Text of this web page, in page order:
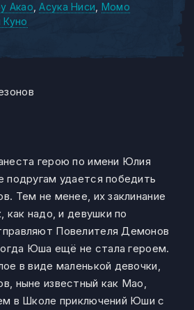
Акао Асука Ниси Момо
Куно
герою по имени Юлия
удается победить
Тем не менее, их заклинание
как надо, и девушки по
Повелителя Демонов
Юша ещё не стала героем.
в виде маленькой девочки,
ныне известный как Мао,
в Школе приключений Юши с